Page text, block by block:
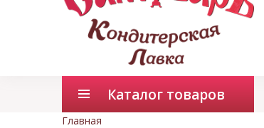
Каталог товаров
Главная